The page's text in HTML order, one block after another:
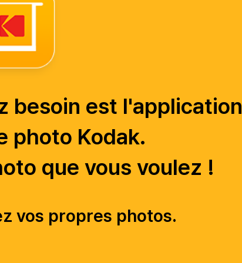
besoin est l'application
photo Kodak.
que vous voulez !
vos propres photos.